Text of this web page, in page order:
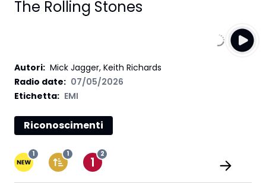
The Rolling Stones
Autori: Mick Jagger, Keith Richards
Radio date: 07/05/2026
Etichetta: EMI
Riconoscimenti
1 1 2